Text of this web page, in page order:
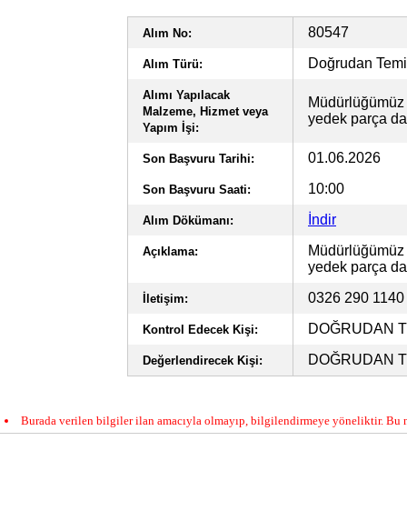
Alım No: 80547
Alım Türü: Doğrudan
Alımı Yapılacak
Malzeme, Hizmet veya
Yapım İşi:
yedek parça
Son Başvuru Tarihi: 01.06.2026
Son Başvuru Saati: 10:00
Alım Dökümanı: İndir
Açıklama:
yedek parça
İletişim: 0326 290 1140
Kontrol Edecek Kişi: DOĞRUDAN
Değerlendirecek Kişi: DOĞRUDAN
Burada verilen bilgiler ilan amacıyla olmayıp, bilgilendirmeye yöneliktir. Bu